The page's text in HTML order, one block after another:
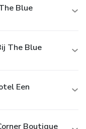
Blue
The Blue
Een
Boutique